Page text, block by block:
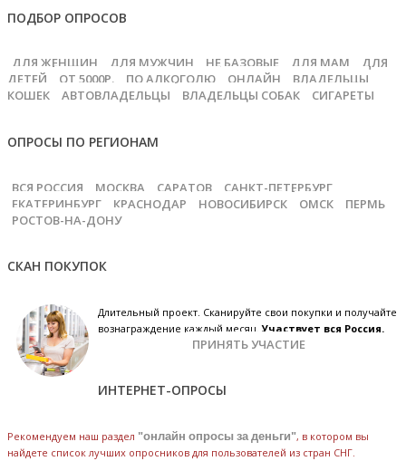
ПОДБОР ОПРОСОВ
ДЛЯ ЖЕНЩИН ДЛЯ МУЖЧИН НЕ БАЗОВЫЕ ДЛЯ МАМ
ДЛЯ
ДЕТЕЙ
ОТ 5000Р. ПО АЛКОГОЛЮ ОНЛАЙН
ВЛАДЕЛЬЦЫ
КОШЕК
АВТОВЛАДЕЛЬЦЫ ВЛАДЕЛЬЦЫ СОБАК СИГАРЕТЫ
ОПРОСЫ ПО РЕГИОНАМ
ВСЯ РОССИЯ МОСКВА САРАТОВ
САНКТ-ПЕТЕРБУРГ
ЕКАТЕРИНБУРГ
КРАСНОДАР НОВОСИБИРСК ОМСК
ПЕРМЬ
РОСТОВ-НА-ДОНУ
СКАН ПОКУПОК
Длительный проект. Сканируйте свои покупки и получайте
вознаграждение каждый месяц.Участвует вся Россия.
ПРИНЯТЬ УЧАСТИЕ
ИНТЕРНЕТ-ОПРОСЫ
Рекомендуем наш раздел "онлайн опросы за деньги", в котором вы
найдете список лучших опросников для пользователей из стран СНГ.